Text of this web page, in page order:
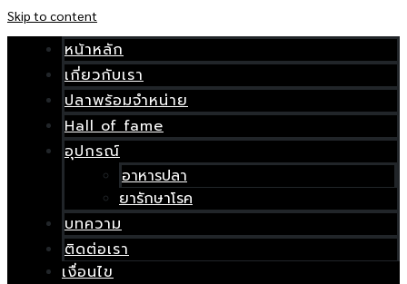
Skip to content
หน้าหลัก
เกี่ยวกับเรา
ปลาพร้อมจำหน่าย
Hall of fame
อุปกรณ์
อาหารปลา
ยารักษาโรค
บทความ
ติดต่อเรา
เงื่อนไข